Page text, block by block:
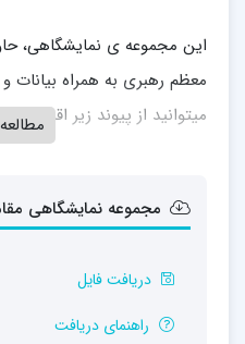
این مجموعه ی نمایشگاهی،
معظم رهبری به همراه
میتوانید از پیوند زیر اقدام
مجموعه نمایشگاهی
دریافت فایل
راهنمای دریافت